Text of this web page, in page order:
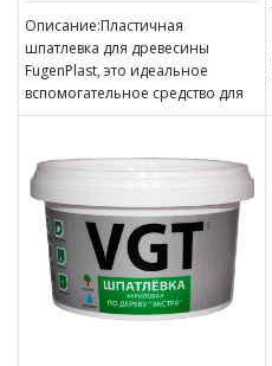
Описание:Пластичная
шпатлевка для древесины
FugenPlast, это идеальное
вспомогательное средство для
заделки дефектов и
необработанной
древесине.После высыхания
место заделки